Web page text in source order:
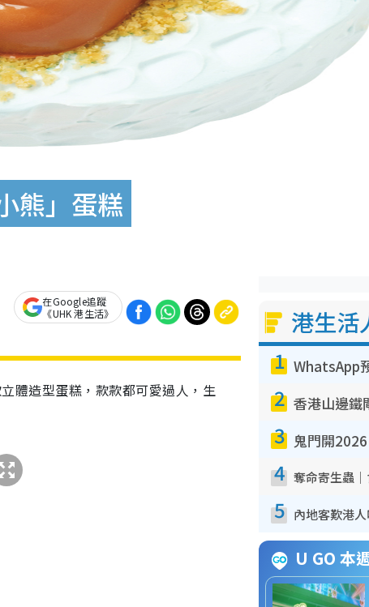
熊」蛋糕
在Google追蹤
《UHK 港生活》
體造型蛋糕，款款都可愛過人，生
港生活
1
2
3
4
5
U GO 本